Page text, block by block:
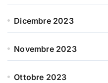
Dicembre 2023
Novembre 2023
Ottobre 2023